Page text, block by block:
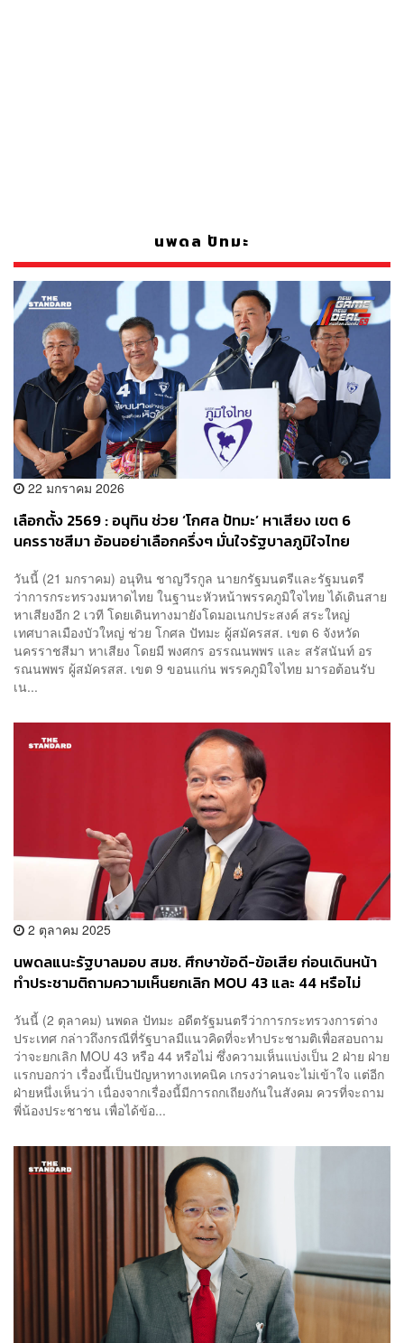
นพดล ปัทมะ
22 มกราคม 2026
เลือกตั้ง 2569 : อนุทิน ช่วย ‘โกศล ปัทมะ’ หาเสียง เขต 6
นครราชสีมา อ้อนอย่าเลือกครึ่งๆ มั่นใจรัฐบาลภูมิใจไทย
วันนี้ (21 มกราคม) อนุทิน ชาญวีรกูล นายกรัฐมนตรีและรัฐมนตรี
ว่าการกระทรวงมหาดไทย ในฐานะหัวหน้าพรรคภูมิใจไทย ได้เดินสาย
หาเสียงอีก 2 เวที โดยเดินทางมายังโดมอเนกประสงค์ สระใหญ่
เทศบาลเมืองบัวใหญ่ ช่วย โกศล ปัทมะ ผู้สมัครสส. เขต 6 จังหวัด
นครราชสีมา หาเสียง โดยมี พงศกร อรรณนพพร และ สรัสนันท์ อร
รณนพพร ผู้สมัครสส. เขต 9 ขอนแก่น พรรคภูมิใจไทย มารอต้อนรับ
เน...
2 ตุลาคม 2025
นพดลแนะรัฐบาลมอบ สมช. ศึกษาข้อดี-ข้อเสีย ก่อนเดินหน้า
ทำประชามติถามความเห็นยกเลิก MOU 43 และ 44 หรือไม่
วันนี้ (2 ตุลาคม) นพดล ปัทมะ อดีตรัฐมนตรีว่าการกระทรวงการต่าง
ประเทศ กล่าวถึงกรณีที่รัฐบาลมีแนวคิดที่จะทำประชามติเพื่อสอบถาม
ว่าจะยกเลิก MOU 43 หรือ 44 หรือไม่ ซึ่งความเห็นแบ่งเป็น 2 ฝ่าย ฝ่าย
แรกบอกว่า เรื่องนี้เป็นปัญหาทางเทคนิค เกรงว่าคนจะไม่เข้าใจ แต่อีก
ฝ่ายหนึ่งเห็นว่า เนื่องจากเรื่องนี้มีการถกเถียงกันในสังคม ควรที่จะถาม
พี่น้องประชาชน เพื่อได้ข้อ...